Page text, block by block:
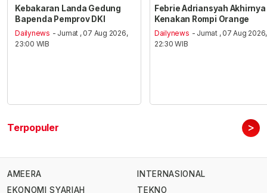
Kebakaran Landa Gedung
Bapenda Pemprov DKI
Dailynews - Jumat , 07 Aug 2026,
23:00 WIB
Febrie Adriansyah Akhirnya
Kenakan Rompi Orange
Dailynews - Jumat , 07 Aug 2026,
22:30 WIB
Terpopuler >
AMEERA
EKONOMI SYARIAH
INTERNASIONAL
TEKNO